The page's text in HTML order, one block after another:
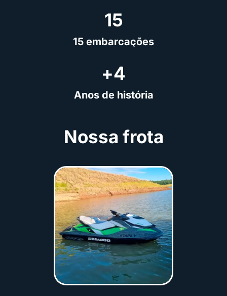
15 embarcações
15
Anos de história
+4
Nossa frota